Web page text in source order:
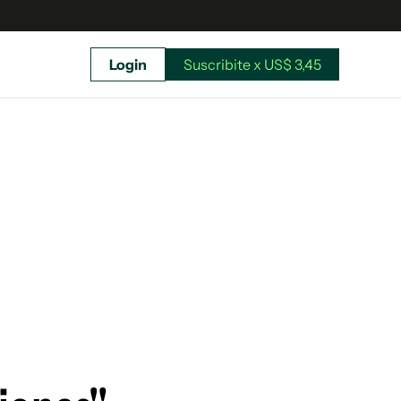
Suscribite x US$ 3,45
Login Suscribite x US$ 3,45